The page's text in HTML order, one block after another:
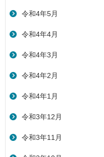
令和4年5月
令和4年4月
令和4年3月
令和4年2月
令和4年1月
令和3年12月
令和3年11月